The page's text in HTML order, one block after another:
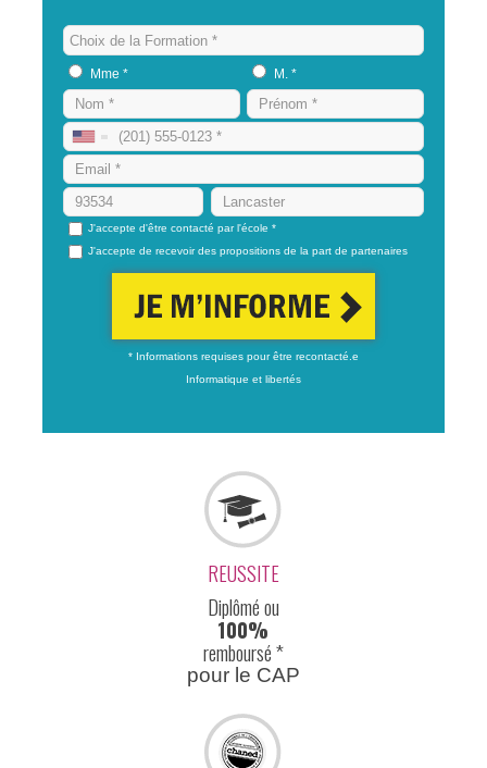
Mme * M. *
J'accepte d'être contacté par l'école *
J'accepte de recevoir des propositions de la part de partenaires
* Informations requises pour être recontacté.e
Informatique et libertés
REUSSITE
Diplômé ou
100%
remboursé *
pour le CAP